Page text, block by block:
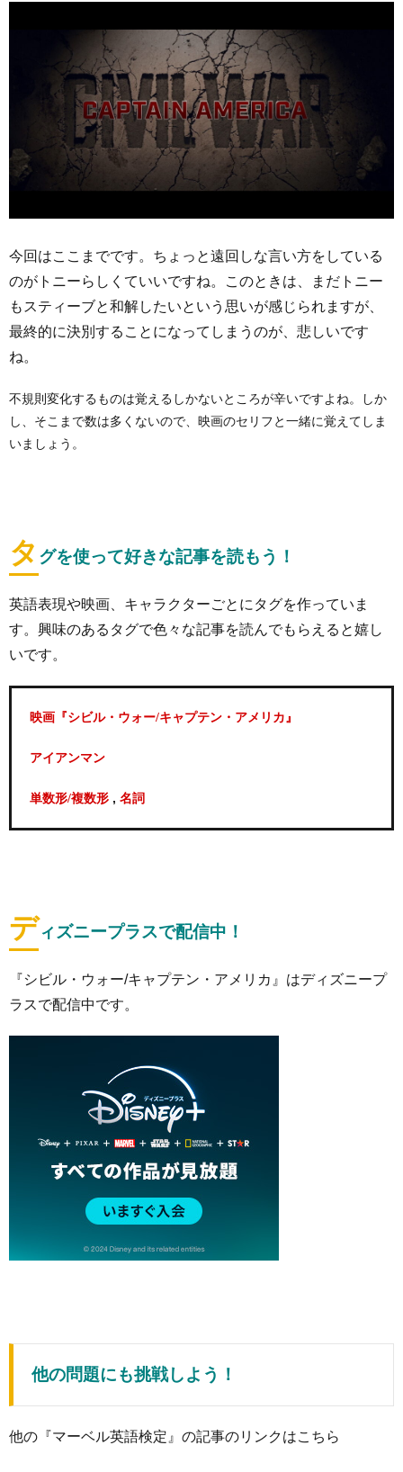
今回はここまでです。ちょっと遠回しな言い方をしている
のがトニーらしくていいですね。このときは、
まだトニー
もスティーブと和解したいという思いが感じられますが、
最終的に決別することになってしまうのが、悲しいです
ね。
不規則変化するものは覚えるしかないところが辛いですよね。しか
し、そこまで数は多くないので、映画のセリフと一緒に覚えてしま
いましょう。
タ グを使って好きな記事を読もう！
英語表現や映画、キャラクターごとにタグを作っていま
す。興味のあるタグで色々な記事を読んでもらえると嬉し
いです。
映画『シビル・ウォー/キャプテン・アメリカ』
アイアンマン
単数形/複数形 , 名詞
ディズニープラスで配信中！
『シビル・ウォー/キャプテン・アメリカ』はディズニープ
ラスで配信中です。
他の問題にも挑戦しよう！
他の『マーベル英語検定』の記事のリンクはこちら